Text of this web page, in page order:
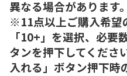
異なる場合があります。
※11点以上ご購入希望
「10+」を選択、必要
タンを押下してくださ
入れる」ボタン押下時